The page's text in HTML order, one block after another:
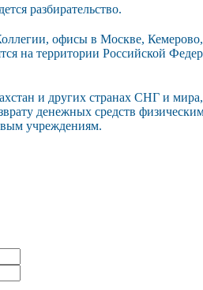
разбирательство.
офисы в Москве, Кемерово,
на территории Российской
и других странах СНГ и
денежных средств
учреждениям.